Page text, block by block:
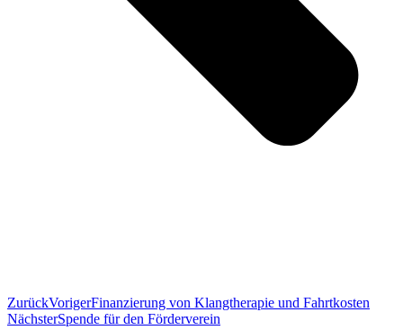
ZurückVorigerFinanzierung von Klangtherapie und Fahrtkosten
NächsterSpende für den Förderverein